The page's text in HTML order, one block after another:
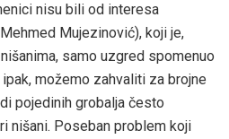
nisu bili od interesa
Mujezinović), koji je,
samo uzgred spomenuo
možemo zahvaliti za brojne
pojedinih grobalja često
nišani. Poseban problem koji